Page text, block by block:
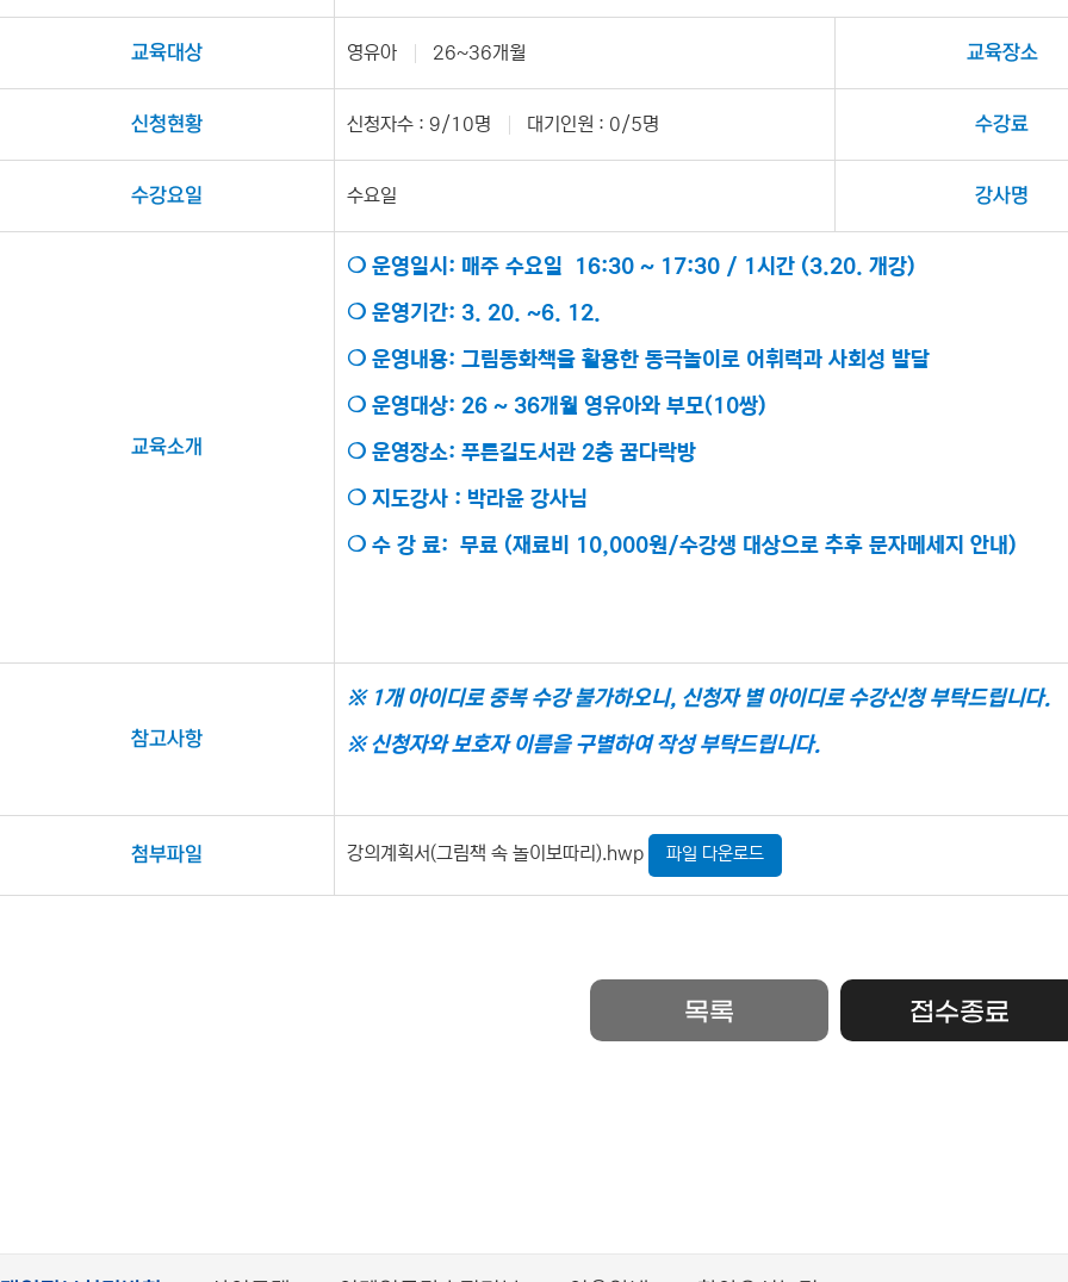
교육대상 영유아 26~36개월 교육장소
신청현황 신청자수 : 9/10명 대기인원 : 0/5명 수강료
수강요일 수요일 강사명
교육소개
❍ 운영일시: 매주 수요일 16:30 ~ 17:30 / 1시간 (3.20. 개강)
​❍ 운영기간: 3. 20. ~6. 12.
❍ 운영내용: 그림동화책을 활용한 동극놀이로 어휘력과 사회성 발달
​❍ 운영대상: 26 ~ 36개월 영유아와 부모(10쌍)
❍ 운영장소: 푸른길도서관 2층 꿈다락방
❍ 지도강사 : 박라윤 강사님
❍ 수 강 료: 무료 (재료비 10,000원/수강생 대상으로 추후 문자메세지 안내)
참고사항
※ 1개 아이디로 중복 수강 불가하오니, 신청자 별 아이디로 수강신청 부탁드립니다.
※ 신청자와 보호자 이름을 구별하여 작성 부탁드립니다.
첨부파일 강의계획서(그림책 속 놀이보따리).hwp 파일 다운로드
목록 접수종료